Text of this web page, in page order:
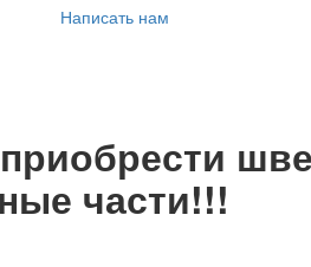
Написать нам
части!!!